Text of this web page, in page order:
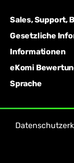
Sales, Support,
Gesetzliche
Informationen
eKomi
Sprache